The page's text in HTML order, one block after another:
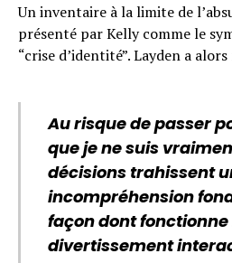
Un inventaire à la limite de
présenté par Kelly comme le
“crise d’identité”. Layden a
Au risque de passer
que je ne suis
décisions trahissent
incompréhension
façon dont
divertissement